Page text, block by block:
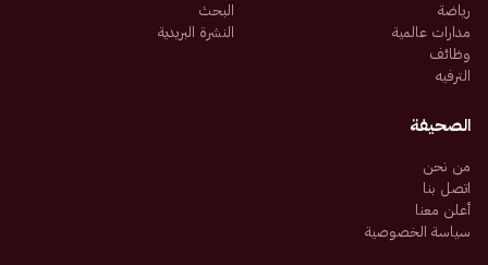
رياضة
مدارات عالمية
وظائف
الترفيه
البحث
النشرة البريدية
الصحيفة
من نحن
اتصل بنا
أعلن معنا
سياسة الخصوصية